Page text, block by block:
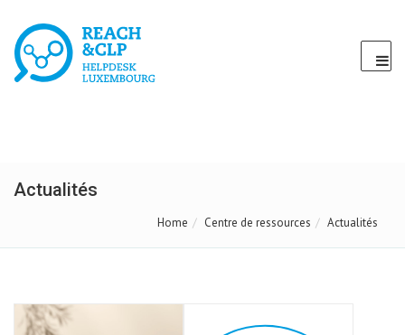
Actualités
Home Centre de ressources Actualités